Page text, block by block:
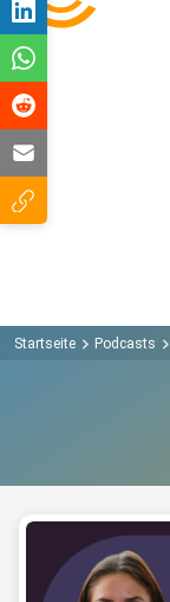
Startseite Podcasts